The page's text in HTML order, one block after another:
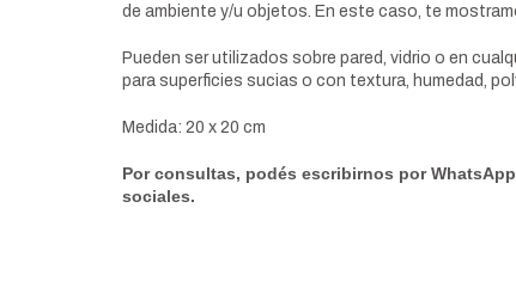
de ambiente y/u objetos. En este caso, te
Pueden ser utilizados sobre pared, vidrio o en
para superficies sucias o con textura, humedad,
Medida: 20 x 20 cm
Por consultas, podés escribirnos por
sociales.